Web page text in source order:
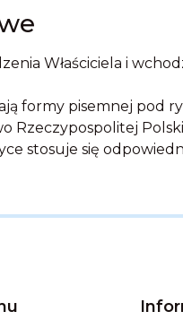
Właściciela i
formy pisemnej pod
Rzeczypospolitej
stosuje się